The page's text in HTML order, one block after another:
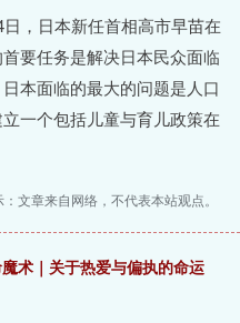
，日本新任首相高市早苗在
要任务是解决日本民众面临
本面临的最大的问题是人口
一个包括儿童与育儿政策在
文章来自网络，不代表本站观点。
术｜关于热爱与偏执的命运